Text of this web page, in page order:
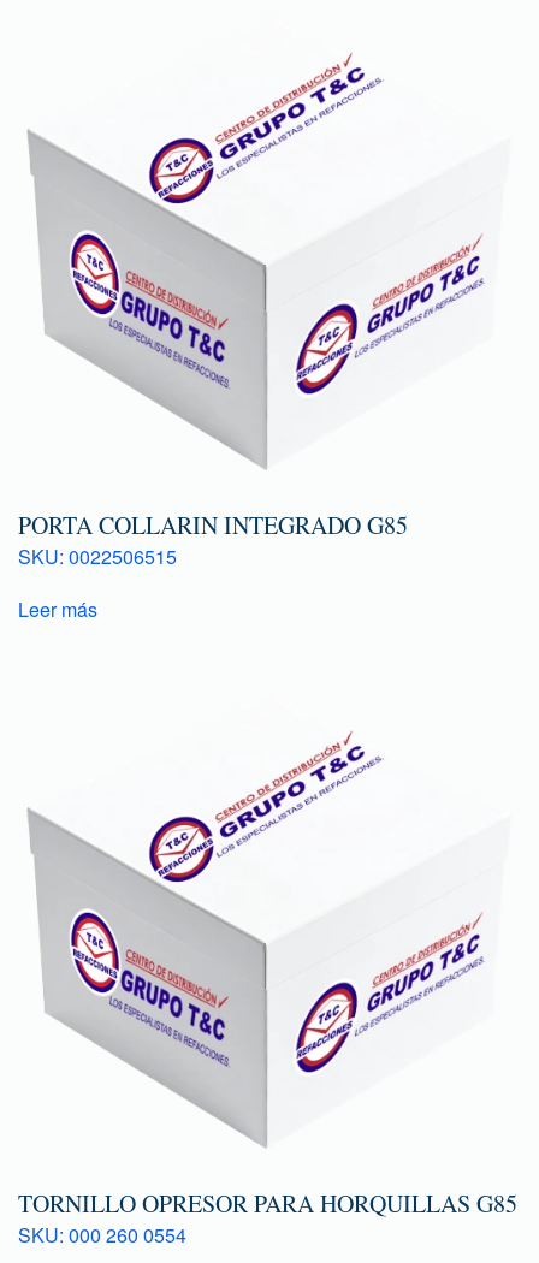
PORTA COLLARIN INTEGRADO G85
SKU: 0022506515
Leer más
TORNILLO OPRESOR PARA HORQUILLAS G85
SKU: 000 260 0554